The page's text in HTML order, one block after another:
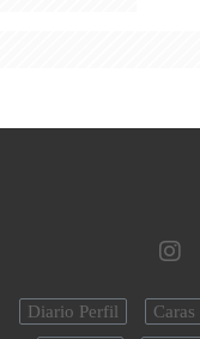
Diario Perfil Caras